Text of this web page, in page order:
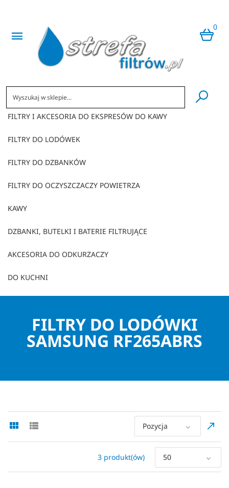
0
​
FILTRY I AKCESORIA DO EKSPRESÓW DO KAWY
FILTRY DO LODÓWEK
FILTRY DO DZBANKÓW
FILTRY DO OCZYSZCZACZY POWIETRZA
KAWY
DZBANKI, BUTELKI I BATERIE FILTRUJĄCE
AKCESORIA DO ODKURZACZY
DO KUCHNI
FILTRY DO LODÓWKI
SAMSUNG RF265ABRS
Pozycja
3 produkt(ów) 50